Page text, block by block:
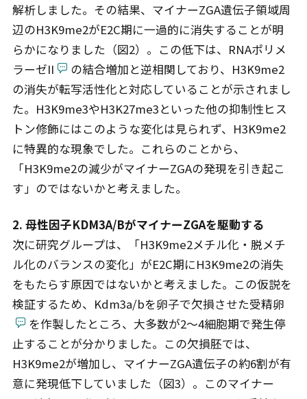
解析しました。その結果、マイナーZGA遺伝子領域周
辺のH3K9me2がE2C期に一過的に消失することが明
らかになりました（図2）。この低下は、RNAポリメ
ラーゼII
の結合増加と逆相関しており、H3K9me2
の消失が転写活性化と対応していることが示されまし
た。H3K9me3やH3K27me3といった他の抑制性ヒス
トン修飾にはこのような変化は見られず、H3K9me2
に特異的な現象でした。これらのことから、
「H3K9me2の減少がマイナーZGAの発現を引き起こ
す」のではないかと考えました。
2. 母性因子KDM3A/BがマイナーZGAを駆動する
次に研究グループは、「H3K9me2メチル化・脱メチ
ル化のバランスの変化」がE2C期にH3K9me2の消失
をもたらす原因ではないかと考えました。この仮説を
検証するため、Kdm3a/bを卵子で欠損させた受精卵
を作製したところ、大多数が2〜4細胞期で発生停
止することが分かりました。この欠損胚では、
H3K9me2が増加し、マイナーZGA遺伝子の約6割が有
意に発現低下していました（図3）。このマイナー